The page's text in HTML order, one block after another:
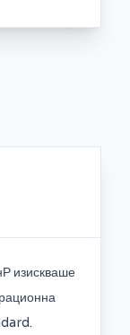
изискваше